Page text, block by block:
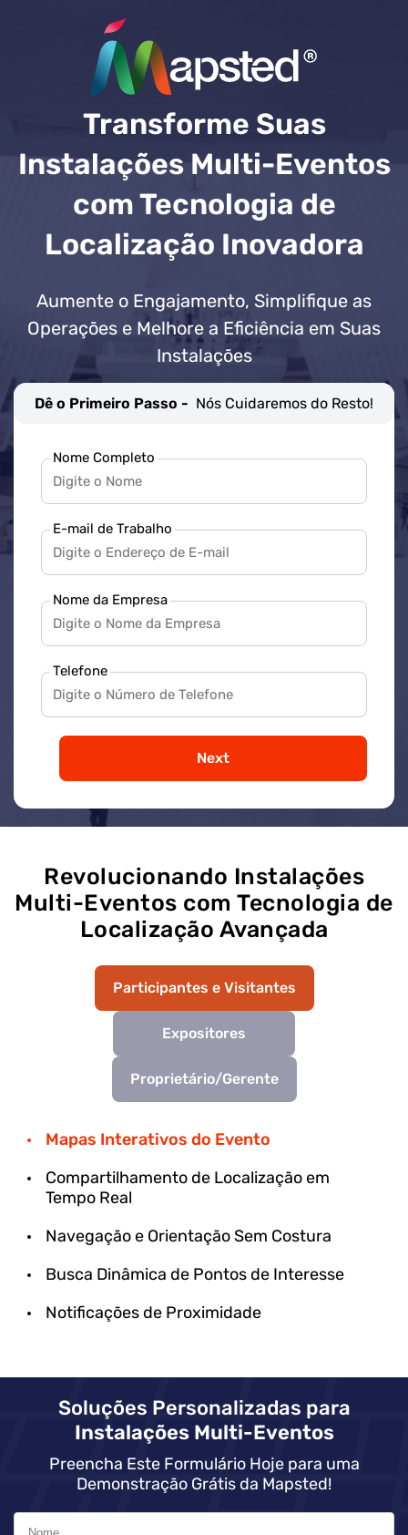
Transforme Suas
Instalações Multi-Eventos
com Tecnologia de
Localização Inovadora
Aumente o Engajamento, Simplifique as
Operações e Melhore a Eficiência em Suas
Instalações
Dê o Primeiro Passo - Nós Cuidaremos do Resto!
Nome Completo
E-mail de Trabalho
Nome da Empresa
Telefone
Next
Revolucionando Instalações
Multi-Eventos com Tecnologia de
Localização Avançada
Participantes e Visitantes
Expositores
Proprietário/Gerente
Mapas Interativos do Evento
Compartilhamento de Localização em
Tempo Real
Navegação e Orientação Sem Costura
Busca Dinâmica de Pontos de Interesse
Notificações de Proximidade
Soluções Personalizadas para
Instalações Multi-Eventos
Preencha Este Formulário Hoje para uma
Demonstração Grátis da Mapsted!